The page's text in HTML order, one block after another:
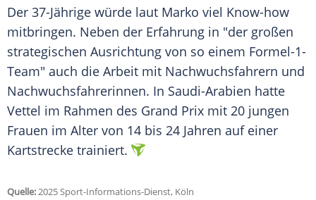
Der 37-Jährige würde laut Marko viel Know-how
mitbringen. Neben der Erfahrung in "der großen
strategischen Ausrichtung von so einem Formel-1-
Team" auch die Arbeit mit Nachwuchsfahrern und
Nachwuchsfahrerinnen. In Saudi-Arabien hatte
Vettel im Rahmen des Grand Prix mit 20 jungen
Frauen im Alter von 14 bis 24 Jahren auf einer
Kartstrecke trainiert.
Quelle:2025 Sport-Informations-Dienst, Köln